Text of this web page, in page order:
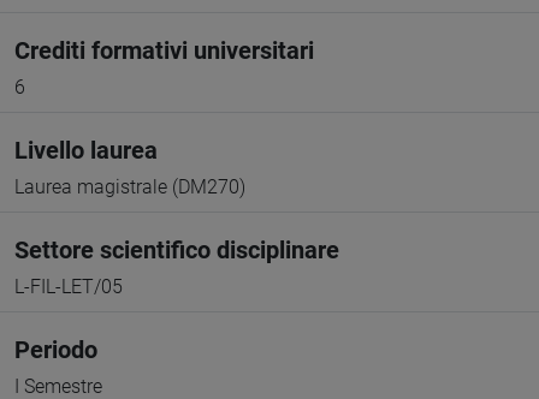
Crediti formativi universitari
6
Livello laurea
Laurea magistrale (DM270)
Settore scientifico disciplinare
L-FIL-LET/05
Periodo
I Semestre